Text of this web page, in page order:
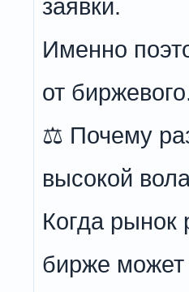
заявки.
Именно
от
⚖️ Почему
высокой
Когда рынок
бирже может